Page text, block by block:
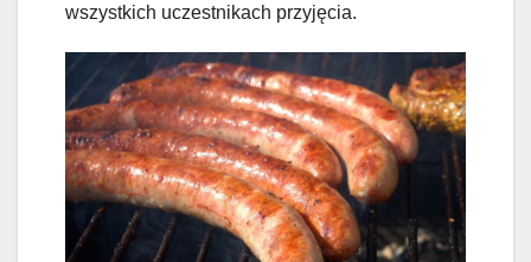
wszystkich uczestnikach przyjęcia.